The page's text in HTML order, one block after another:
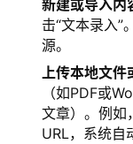
新建或导入内
击“文本录入”
源。
上传本地文件
（如PDF或
文章）。例如
URL，系统自